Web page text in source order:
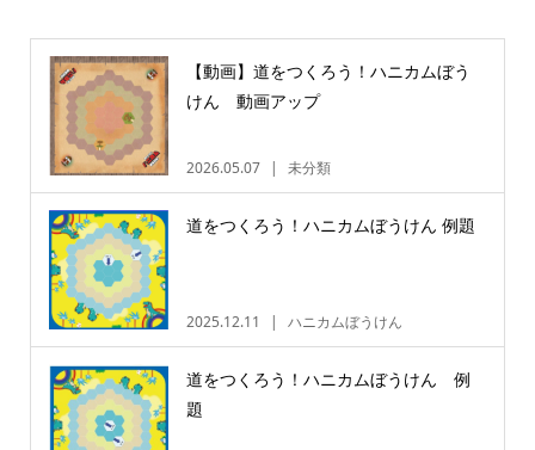
【動画】道をつくろう！ハニカムぼう
けん 動画アップ
2026.05.07 未分類
道をつくろう！ハニカムぼうけん 例題
2025.12.11 ハニカムぼうけん
道をつくろう！ハニカムぼうけん 例
題